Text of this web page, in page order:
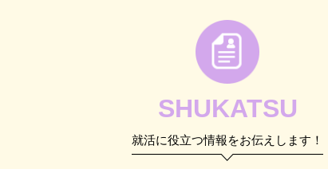
SHUKATSU
就活に役立つ情報をお伝えします！